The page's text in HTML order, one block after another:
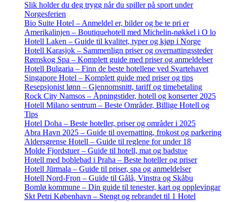
Slik holder du deg trygg når du spiller på sport under
Norgesferien
Bio Suite Hotel – Anmeldel er, bilder og be te pri er
Amerikalinjen – Boutiquehotell med Michelin-nøkkel i O lo
Hotell Laken – Guide til kvalitet, typer og kjøp i Norge
Hotell Karasjok – Sammenlign priser og overnattingssteder
Rømskog Spa – Komplett guide med priser og anmeldelser
Hotell Bulgaria – Finn de beste hotellene ved Svartehavet
Singapore Hotel – Komplett guide med priser og tips
Resepsjonist lønn – Gjennomsnitt, tariff og timebetaling
Rock City Namsos – Åpningstider, hotell og konserter 2025
Hotell Milano sentrum – Beste Områder, Billige Hotell og
Tips
Hotel Doha – Beste hoteller, priser og områder i 2025
Abra Havn 2025 – Guide til overnatting, frokost og parkering
Aldersgrense Hotell – Guide til reglene for under 18
Molde Fjordstuer – Guide til hotell, mat og badstue
Hotell med boblebad i Praha – Beste hoteller og priser
Hotell Jūrmala – Guide til priser, spa og anmeldelser
Hotell Nord-Fron – Guide til Gålå, Vinstra og Skåbu
Bomlø kommune – Din guide til tenester, kart og opplevingar
Skt Petri København – Stengt og rebrandet til 1 Hotel